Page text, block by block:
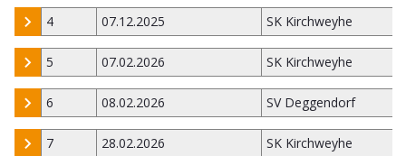
4 07.12.2025 SK Kirchweyhe
5 07.02.2026 SK Kirchweyhe
6 08.02.2026 SV Deggendorf
7 28.02.2026 SK Kirchweyhe